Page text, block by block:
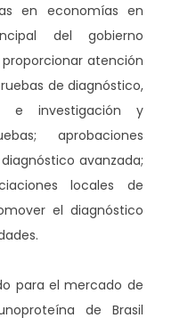
en economías en
del gobierno
atención
de diagnóstico,
e investigación y
aprobaciones
avanzada;
locales de
el diagnóstico
para el mercado de
de Brasil